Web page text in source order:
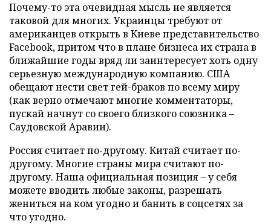
Почему-то эта очевидная мысль не является
таковой для многих. Украинцы требуют от
американцев открыть в Киеве представительство
Facebook, притом что в плане бизнеса их страна в
ближайшие годы вряд ли заинтересует хоть одну
серьезную международную компанию. США
обещают нести свет гей-браков по всему миру
(как верно отмечают многие комментаторы,
пускай начнут со своего близкого союзника –
Саудовской Аравии).
Россия считает по-другому. Китай считает по-
другому. Многие страны мира считают по-
другому. Наша официальная позиция – у себя
можете вводить любые законы, разрешать
жениться на ком угодно и банить в соцсетях за
что угодно.